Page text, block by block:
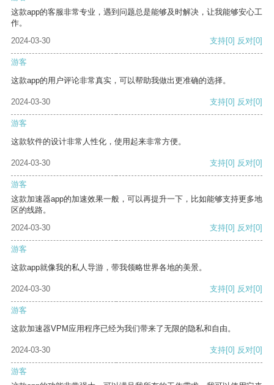
这款app的客服非常专业，遇到问题总是能够及时解决，让我能够安心工
作。
2024-03-30
支持[0] 反对[0]
游客
这款app的用户评论非常真实，可以帮助我做出更准确的选择。
2024-03-30 支持[0] 反对[0]
游客
这款软件的设计非常人性化，使用起来非常方便。
2024-03-30 支持[0] 反对[0]
游客
这款加速器app的加速效果一般，可以再提升一下，比如能够支持更多地
区的线路。
2024-03-30
支持[0] 反对[0]
游客
这款app就像我的私人导游，带我领略世界各地的美景。
2024-03-30 支持[0] 反对[0]
游客
这款加速器VPM应用程序已经为我们带来了无限的隐私和自由。
2024-03-30 支持[0] 反对[0]
游客